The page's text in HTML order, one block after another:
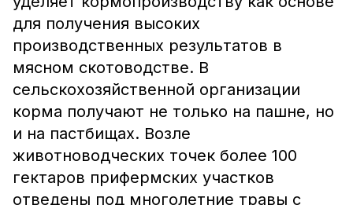
для получения высоких
производственных результатов в
мясном скотоводстве. В
сельскохозяйственной организации
корма получают не только на пашне, но
и на пастбищах. Возле
животноводческих точек более 100
гектаров прифермских участков
отведены под многолетние травы с